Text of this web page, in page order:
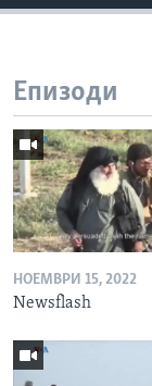
Епизоди
НОЕМВРИ 15, 2022
Newsflash